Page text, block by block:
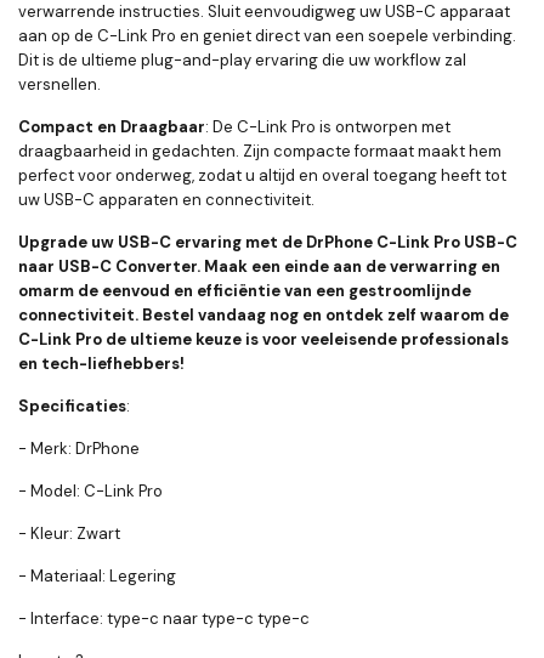
verwarrende instructies. Sluit eenvoudigweg uw USB-C apparaat
aan op de C-Link Pro en geniet direct van een soepele verbinding.
Dit is de ultieme plug-and-play ervaring die uw workflow zal
versnellen.
Compact en Draagbaar: De C-Link Pro is ontworpen met
draagbaarheid in gedachten. Zijn compacte formaat maakt hem
perfect voor onderweg, zodat u altijd en overal toegang heeft tot
uw USB-C apparaten en connectiviteit.
Upgrade uw USB-C ervaring met de DrPhone C-Link Pro USB-C
naar USB-C Converter. Maak een einde aan de verwarring en
omarm de eenvoud en efficiëntie van een gestroomlijnde
connectiviteit. Bestel vandaag nog en ontdek zelf waarom de
C-Link Pro de ultieme keuze is voor veeleisende professionals
en tech-liefhebbers!
Specificaties:
- Merk: DrPhone
- Model: C-Link Pro
- Kleur: Zwart
- Materiaal: Legering
- Interface: type-c naar type-c type-c